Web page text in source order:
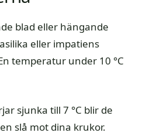
blad eller hängande
eller impatiens
temperatur under 10 °C
sjunka till 7 °C blir de
slå mot dina krukor.